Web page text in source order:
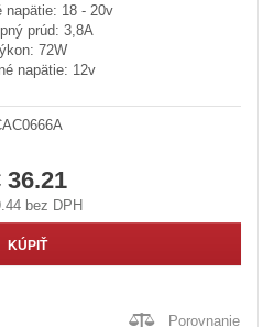
napätie: 18 - 20v
prúd: 3,8A
72W
napätie: 12v
36.21
bez DPH
KÚPIŤ
Porovnanie